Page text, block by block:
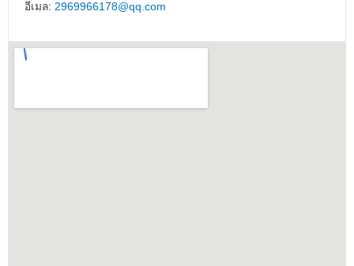
อีเมล: 2969966178@qq.com